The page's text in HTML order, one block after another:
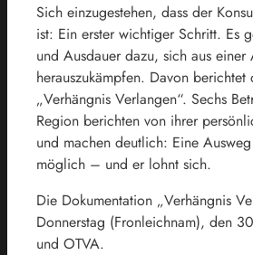
Sich einzugestehen, dass der
ist: Ein erster wichtiger Schritt. Es
und Ausdauer dazu, sich aus
herauszukämpfen. Davon
„Verhängnis Verlangen“. Sechs
Region berichten von ihrer
und machen deutlich: Eine
möglich – und er lohnt sich.
Die Dokumentation „Verhängnis
Donnerstag (Fronleichnam), den
und OTVA.